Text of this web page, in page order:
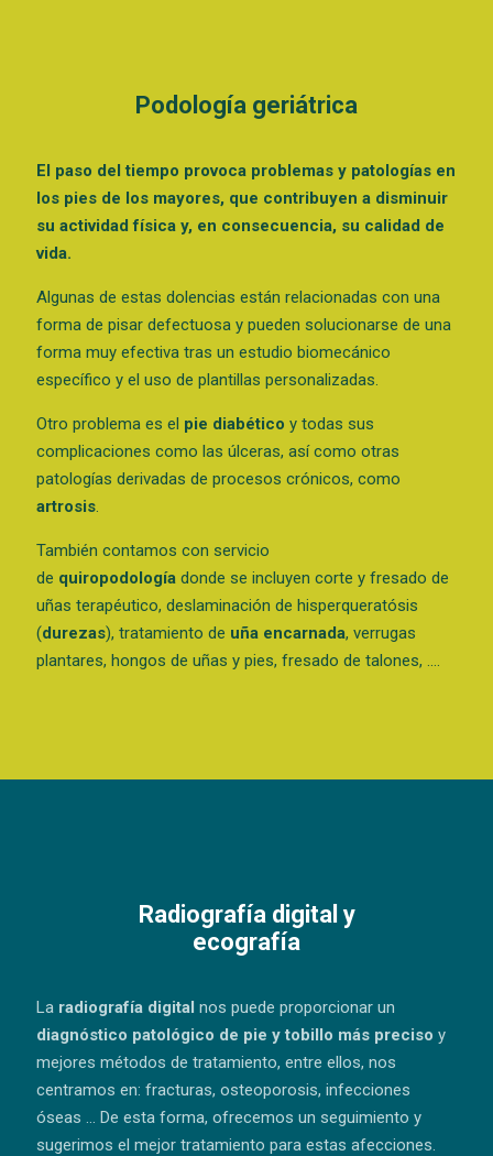
Podología geriátrica
El paso del tiempo provoca problemas y patologías en
los pies de los mayores, que contribuyen a disminuir
su actividad física y, en consecuencia, su calidad de
vida.
Algunas de estas dolencias están relacionadas con una
forma de pisar defectuosa y pueden solucionarse de una
forma muy efectiva tras un estudio biomecánico
específico y el uso de plantillas personalizadas.
Otro problema es el pie diabético y todas sus
complicaciones como las úlceras, así como otras
patologías derivadas de procesos crónicos, como
artrosis.
También contamos con servicio
de quiropodologíadonde se incluyen corte y fresado de
uñas terapéutico, deslaminación de hisperqueratósis
(durezas), tratamiento de uña encarnada, verrugas
plantares, hongos de uñas y pies, fresado de talones, ….
Radiografía digital y
ecografía
La radiografía digital nos puede proporcionar un
diagnóstico patológico de pie y tobillo más preciso y
mejores métodos de tratamiento, entre ellos, nos
centramos en: fracturas, osteoporosis, infecciones
óseas … De esta forma, ofrecemos un seguimiento y
sugerimos el mejor tratamiento para estas afecciones.